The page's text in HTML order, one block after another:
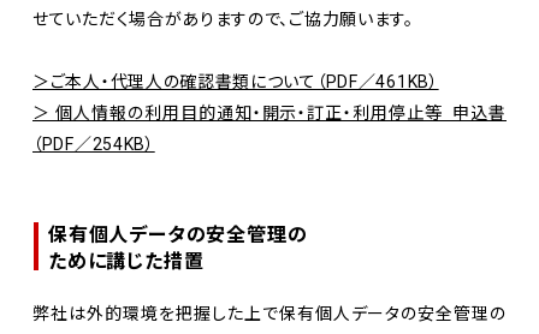
せていただく場合がありますので、ご協力願います。
＞ご本人・代理人の確認書類について（PDF／461KB）
＞ 個人情報の利用目的通知・開示・訂正・利用停止等 申込書
（PDF／254KB）
保有個人データの安全管理の
ために講じた措置
弊社は外的環境を把握した上で保有個人データの安全管理の